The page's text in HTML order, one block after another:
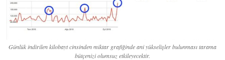
Günlük indirilen kilobayt cinsinden miktar grafiğinde ani yükselişler bulunması tarama
bütçenizi olumsuz etkileyecektir.